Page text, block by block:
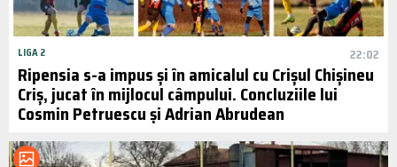
LIGA 2 22:02
Ripensia s-a impus și în amicalul cu Crișul Chișineu
Criș, jucat în mijlocul câmpului. Concluziile lui
Cosmin Petruescu și Adrian Abrudean